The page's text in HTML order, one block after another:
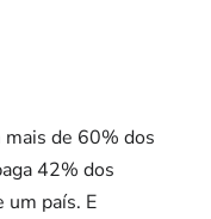
de 60% dos
42% dos
um país. E